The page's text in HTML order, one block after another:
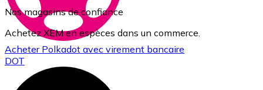
Acheter Polkadot avec virement bancaire
DOT
Nos magasins de confiance
Achetez XEM en espèces dans un commerce.